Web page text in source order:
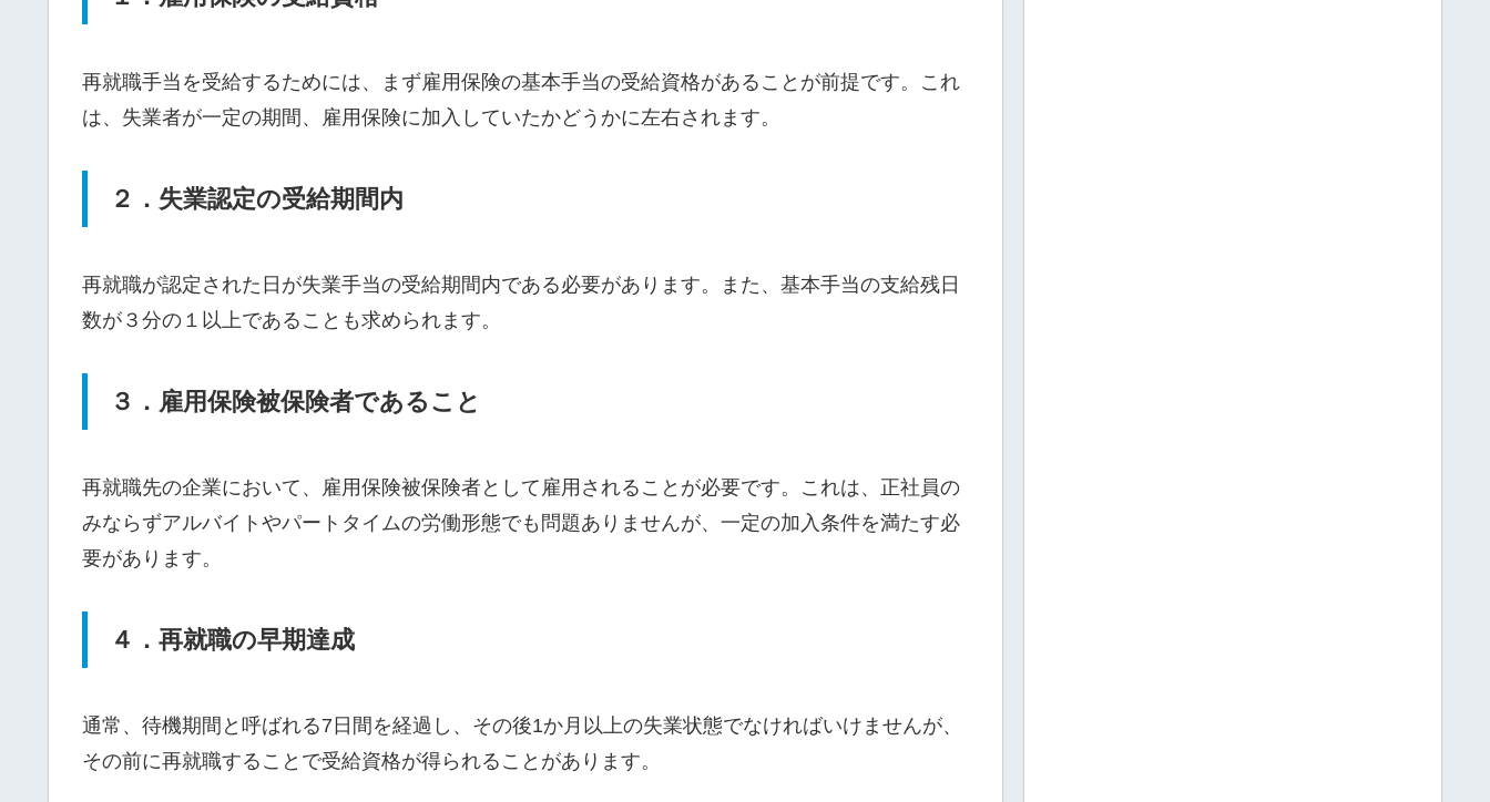
再就職手当を受給するためには、まず雇用保険の基本手当の受給資格があることが前提です。これ
は、失業者が一定の期間、雇用保険に加入していたかどうかに左右されます。
２．失業認定の受給期間内
再就職が認定された日が失業手当の受給期間内である必要があります。また、基本手当の支給残日
数が３分の１以上であることも求められます。
３．雇用保険被保険者であること
再就職先の企業において、雇用保険被保険者として雇用されることが必要です。これは、正社員の
みならずアルバイトやパートタイムの労働形態でも問題ありませんが、一定の加入条件を満たす必
要があります。
４．再就職の早期達成
通常、待機期間と呼ばれる7日間を経過し、その後1か月以上の失業状態でなければいけませんが、
その前に再就職することで受給資格が得られることがあります。